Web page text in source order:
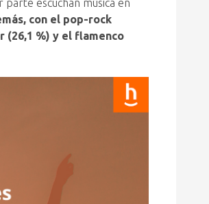
con el pop-rock
(26,1 %) y el flamenco